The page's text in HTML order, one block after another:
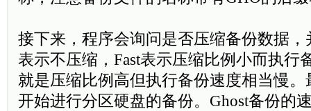
接下来，程序会询问是否压缩备份数据
表示不压缩，Fast表示压缩比例小而执行
就是压缩比例高但执行备份速度相当慢。
开始进行分区硬盘的备份。Ghost备份的